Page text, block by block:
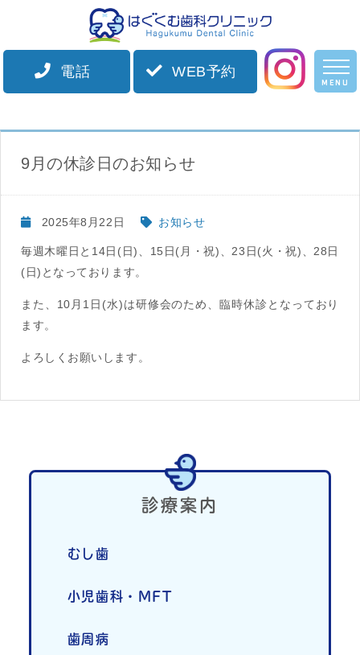
電話 WEB予約
MENU
施設案内
アクセス
HOME スタッフブログ 9月の休診日のお知らせ
9月の休診日のお知らせ
2025年8月22日 お知らせ
毎週木曜日と14日(日)、15日(月・祝)、23日(火・祝)、28日
(日)となっております。
また、10月1日(水)は研修会のため、臨時休診となっており
ます。
よろしくお願いします。
診療案内
むし歯
小児歯科・MFT
歯周病